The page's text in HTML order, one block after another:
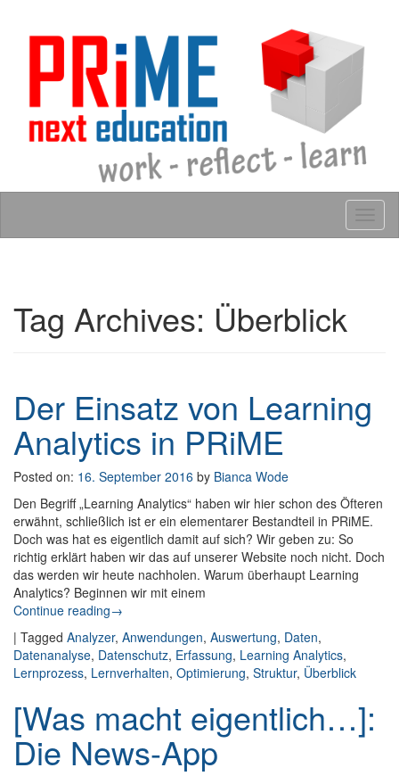
Tag Archives: Überblick
Der Einsatz von Learning
Analytics in PRiME
Posted on: 16. September 2016 by Bianca Wode
Den Begriff „Learning Analytics“ haben wir hier schon des Öfteren
erwähnt, schließlich ist er ein elementarer Bestandteil in PRiME.
Doch was hat es eigentlich damit auf sich? Wir geben zu: So
richtig erklärt haben wir das auf unserer Website noch nicht. Doch
das werden wir heute nachholen. Warum überhaupt Learning
Analytics? Beginnen wir mit einem
Continue reading: Der Einsatz von Learning Analytics in PRiME
→
| Tagged Analyzer, Anwendungen, Auswertung, Daten,
Datenanalyse, Datenschutz, Erfassung, Learning Analytics,
Lernprozess, Lernverhalten, Optimierung, Struktur, Überblick
[Was macht eigentlich…]:
Die News-App